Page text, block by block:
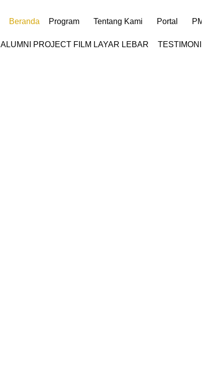
Beranda Program Tentang Kami Portal
ALUMNI PROJECT FILM LAYAR LEBAR